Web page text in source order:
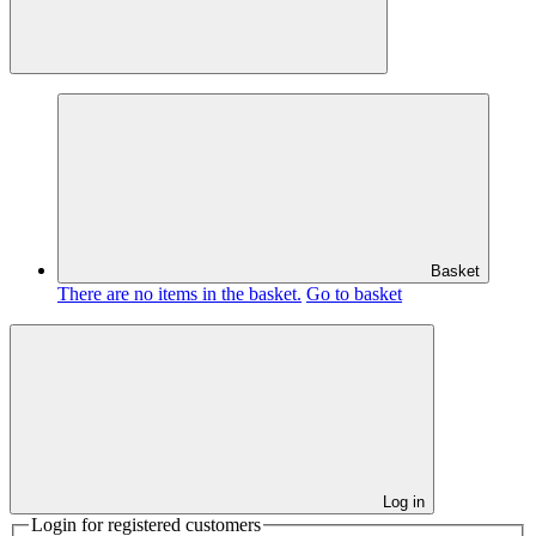
Basket
There are no items in the basket. Go to basket
Log in
Login for registered customers